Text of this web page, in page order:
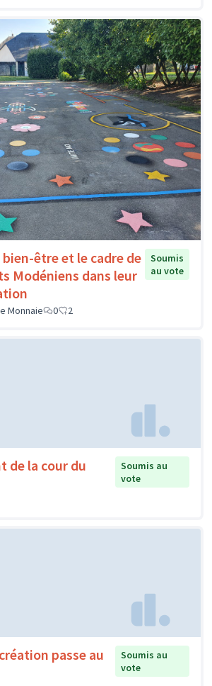
être et le cadre de
Modéniens dans leur
Soumis
au vote
Monnaie 0 2
de la cour du
Soumis au
vote
passe au
Soumis au
vote